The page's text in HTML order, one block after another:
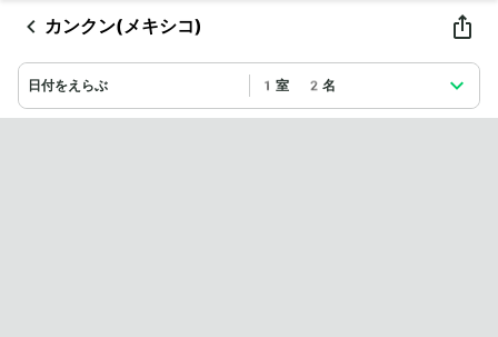
カンクン(メキシコ)
日付をえらぶ 1室 2名